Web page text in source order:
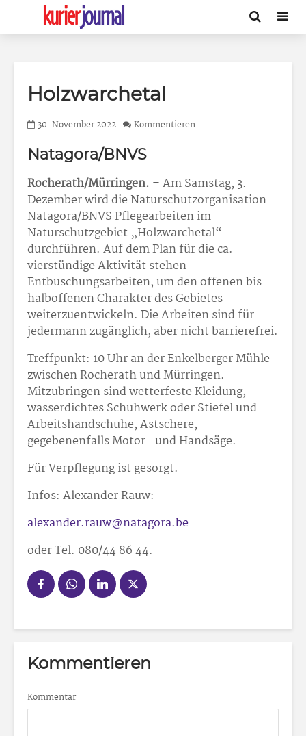
Holzwarchetal
30. November 2022 Kommentieren
Natagora/BNVS
Rocherath/Mürringen. – Am Samstag, 3.
Dezember wird die Naturschutzorganisation
Natagora/BNVS Pflegearbeiten im
Naturschutzgebiet „Holzwarchetal“
durchführen. Auf dem Plan für die ca.
vierstündige Aktivität stehen
Entbuschungsarbeiten, um den offenen bis
halboffenen Charakter des Gebietes
weiterzuentwickeln. Die Arbeiten sind für
jedermann zugänglich, aber nicht barrierefrei.
Treffpunkt: 10 Uhr an der Enkelberger Mühle
zwischen Rocherath und Mürringen.
Mitzubringen sind wetterfeste Kleidung,
wasserdichtes Schuhwerk oder Stiefel und
Arbeitshandschuhe, Astschere,
gegebenenfalls Motor- und Handsäge.
Für Verpflegung ist gesorgt.
Infos: Alexander Rauw:
alexander.rauw@natagora.be
oder Tel. 080/44 86 44.
Kommentieren
Kommentar